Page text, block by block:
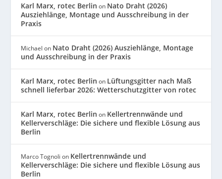
Karl Marx, rotec Berlin on Nato Draht (2026)
Ausziehlänge, Montage und Ausschreibung in der
Praxis
Michael on Nato Draht (2026) Ausziehlänge, Montage
und Ausschreibung in der Praxis
Karl Marx, rotec Berlin on Lüftungsgitter nach Maß
schnell lieferbar 2026: Wetterschutzgitter von rotec
Karl Marx, rotec Berlin on Kellertrennwände und
Kellerverschläge: Die sichere und flexible Lösung aus
Berlin
Marco Tognoli on Kellertrennwände und
Kellerverschläge: Die sichere und flexible Lösung aus
Berlin